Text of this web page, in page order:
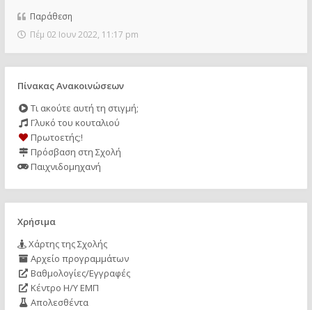
Παράθεση
Πέμ 02 Ιουν 2022, 11:17 pm
Πίνακας Ανακοινώσεων
Τι ακούτε αυτή τη στιγμή;
Γλυκό του κουταλιού
Πρωτοετής;!
Πρόσβαση στη Σχολή
Παιχνιδομηχανή
Χρήσιμα
Χάρτης της Σχολής
Αρχείο προγραμμάτων
Βαθμολογίες/Εγγραφές
Κέντρο Η/Υ ΕΜΠ
Απολεσθέντα